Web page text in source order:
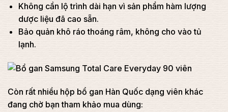
Không cần lộ trình dài hạn vì sản phẩm hàm lượng
dược liệu đã cao sẵn.
Bảo quản khô ráo thoáng râm, không cho vào tủ
lạnh.
Còn rất nhiều hộp bổ gan Hàn Quốc dạng viên khác
đang chờ bạn tham khảo mua dùng: